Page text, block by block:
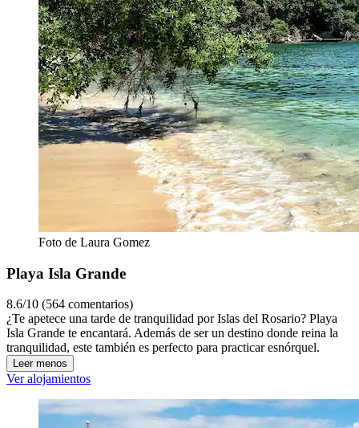
Foto de Laura Gomez
Playa Isla Grande
8.6/10 (564 comentarios)
¿Te apetece una tarde de tranquilidad por Islas del Rosario? Playa
Isla Grande te encantará. Además de ser un destino donde reina la
tranquilidad, este también es perfecto para practicar esnórquel.
Leer menos
Ver alojamientos